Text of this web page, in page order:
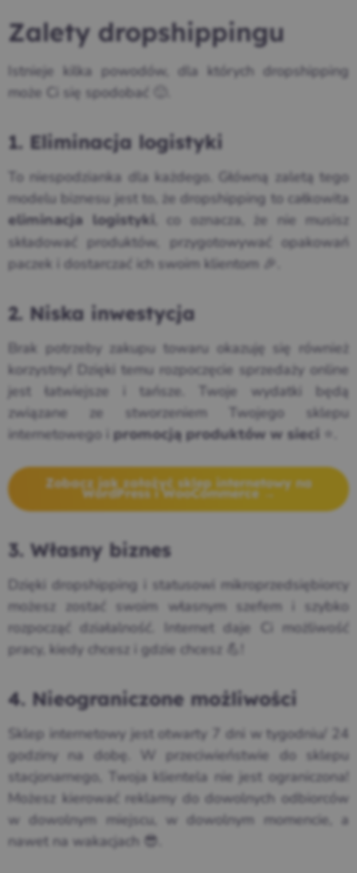
Zalety dropshippingu
Istnieje kilka powodów, dla których dropshipping
może Ci się spodobać 🙂.
1. Eliminacja logistyki
To niespodzianka dla każdego. Główną zaletą tego
modelu biznesu jest to, że dropshipping to całkowita
eliminacja logistyki
, co oznacza, że nie musisz
składować produktów, przygotowywać opakowań
paczek i dostarczać ich swoim klientom 🎉.
2. Niska inwestycja
Brak potrzeby zakupu towaru okazuję się również
korzystny! Dzięki temu rozpoczęcie sprzedaży online
jest łatwiejsze i tańsze. Twoje wydatki będą
związane ze stworzeniem Twojego sklepu
internetowego i
promocją produktów w sieci ⭐.
Zobacz jak założyć sklep internetowy na
WordPress i WooCommerce →
3. Własny biznes
Dzięki dropshipping i statusowi mikroprzedsiębiorcy
możesz zostać swoim własnym szefem i szybko
rozpocząć działalność. Internet daje Ci możliwość
pracy, kiedy chcesz i gdzie chcesz 💪!
4. Nieograniczone możliwości
Sklep internetowy jest otwarty 7 dni w tygodniu/ 24
godziny na dobę. W przeciwieństwie do sklepu
stacjonarnego, Twoja klientela nie jest ograniczona!
Możesz kierować reklamy do dowolnych odbiorców
w dowolnym miejscu, w dowolnym momencie, a
nawet na wakacjach 😎.